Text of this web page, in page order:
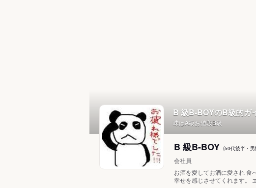
B 級B-BOYのB級的ガ
味はA級お値段B級
B 級B-BOY (50代後半・
会社員
お酒を愛してお酒に愛され 食
幸せを感じさせてくれます。